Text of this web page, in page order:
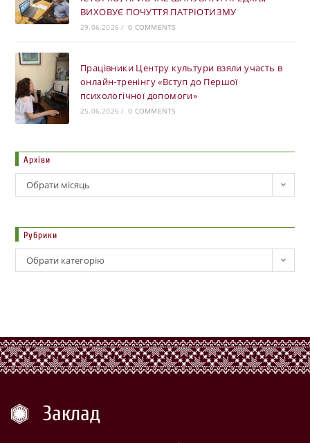
ВИХОВУЄ ПОЧУТТЯ ПАТРІОТИЗМУ
29.06.2026 / 0 COMMENTS
Працівники Центру культури взяли участь в
онлайн-тренінгу «Вступ до Першої
психологічної допомоги»
25.06.2026 / 0 COMMENTS
Архіви
Обрати місяць
Рубрики
Обрати категорію
Заклад